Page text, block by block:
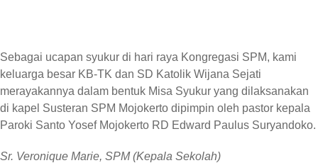
Sebagai ucapan syukur di hari raya Kongregasi SPM, kami
keluarga besar KB-TK dan SD Katolik Wijana Sejati
merayakannya dalam bentuk Misa Syukur yang dilaksanakan
di kapel Susteran SPM Mojokerto dipimpin oleh pastor kepala
Paroki Santo Yosef Mojokerto RD Edward Paulus Suryandoko.
Sr. Veronique Marie, SPM (Kepala Sekolah)